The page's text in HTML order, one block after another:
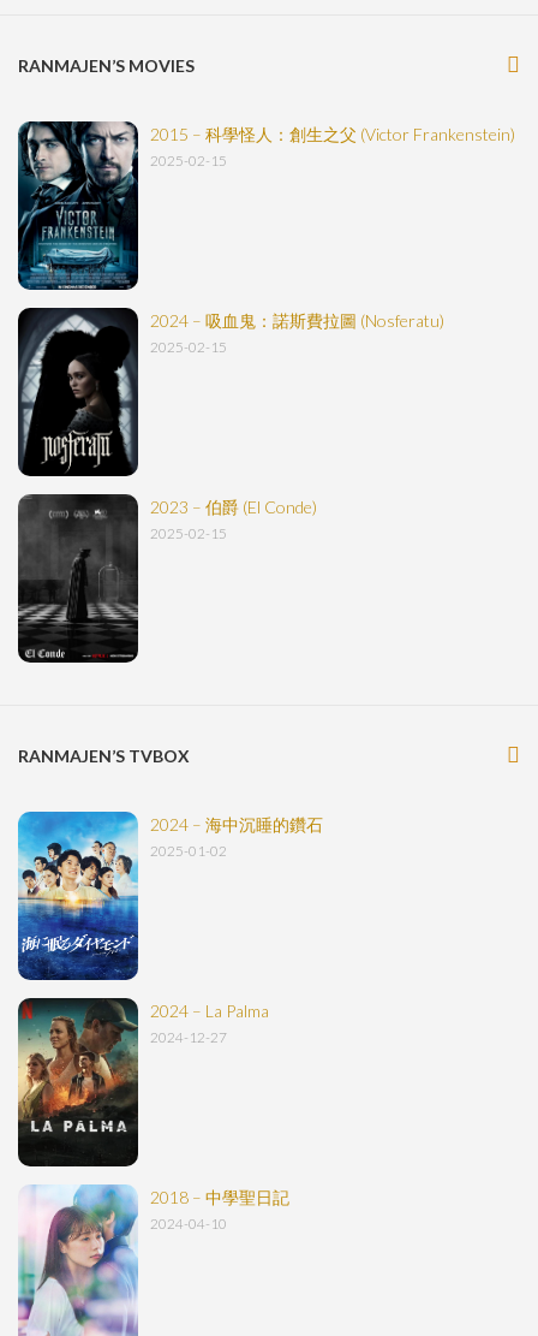
RANMAJEN’S MOVIES
2015 – 科學怪人：創生之父 (Victor Frankenstein)
2025-02-15
2024 – 吸血鬼：諾斯費拉圖 (Nosferatu)
2025-02-15
2023 – 伯爵 (El Conde)
2025-02-15
RANMAJEN’S TVBOX
2024 – 海中沉睡的鑽石
2025-01-02
2024 – La Palma
2024-12-27
2018 – 中學聖日記
2024-04-10